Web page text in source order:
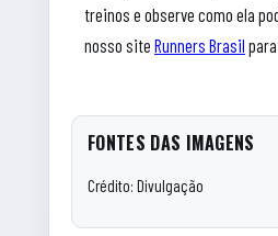
treinos e observe como ela
nosso site Runners Brasil
FONTES DAS IMAGENS
Crédito: Divulgação